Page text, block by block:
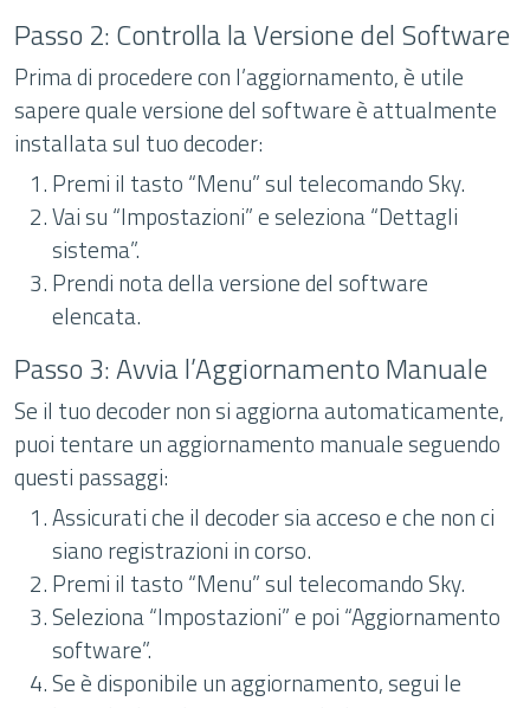
Passo 2: Controlla la Versione del Software
Prima di procedere con l’aggiornamento, è utile
sapere quale versione del software è attualmente
installata sul tuo decoder:
Premi il tasto “Menu” sul telecomando Sky.
Vai su “Impostazioni” e seleziona “Dettagli
sistema”.
Prendi nota della versione del software
elencata.
Passo 3: Avvia l’Aggiornamento Manuale
Se il tuo decoder non si aggiorna automaticamente,
puoi tentare un aggiornamento manuale seguendo
questi passaggi:
Assicurati che il decoder sia acceso e che non ci
siano registrazioni in corso.
Premi il tasto “Menu” sul telecomando Sky.
Seleziona “Impostazioni” e poi “Aggiornamento
software”.
Se è disponibile un aggiornamento, segui le